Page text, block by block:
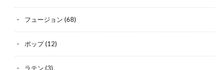
フュージョン (68)
ポップ(12)
ラテン (3)